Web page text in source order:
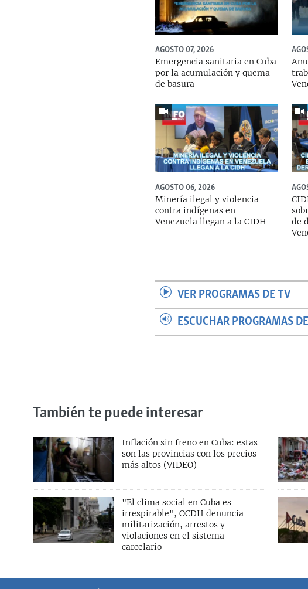
AGOSTO 07, 2026
Emergencia sanitaria en Cuba
por la acumulación y quema
de basura
AGOSTO 06, 2026
Minería ilegal y violencia
contra indígenas en
Venezuela llegan a la CIDH
de
VER PROGRAMAS DE TV
ESCUCHAR PROGRAMAS
También te puede interesar
Inflación sin freno en Cuba: estas
son las provincias con los precios
más altos (VIDEO)
"El clima social en Cuba es
irrespirable", OCDH denuncia
militarización, arrestos y
violaciones en el sistema
carcelario